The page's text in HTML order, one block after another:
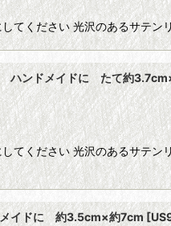
てください 光沢のあるサテ
ハンドメイドに たて約
てください 光沢のあるサテ
イドに 約3.5cm×約7cm [